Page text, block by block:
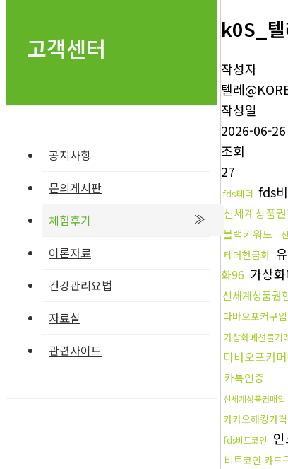
고객센터
공지사항
문의게시판
체험후기
이론자료
건강관리요법
자료실
관련사이트
k0S_
작성자
텔레
작성일
2026-06-
조회
27
fds테더 fds
신세계상품
블랙키워드
테더현금화
화96 가상
신세계상품권
다바오포커구입
가상화폐선물거
다바오포커
카톡인증
신세계상품권매입
카카오해킹가격
fds비트코인
비트코인 카드